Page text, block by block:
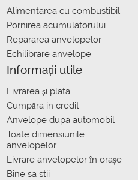
Alimentarea cu combustibil
Pornirea acumulatorului
Repararea anvelopelor
Echilibrare anvelope
Informații utile
Livrarea şi plata
Сumpăra in credit
Anvelope dupa automobil
Toate dimensiunile
anvelopelor
Livrare anvelopelor în orașe
Bine sa stii